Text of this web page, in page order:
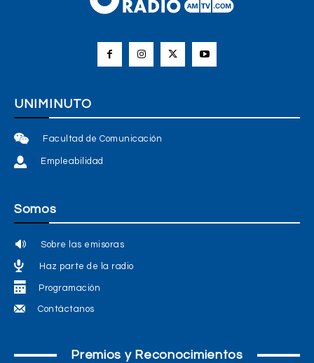
UNIMINUTO
Facultad de Comunicación
Empleabilidad
Somos
Sobre las emisoras
Haz parte de la radio
Programación
Contáctanos
Premios y Reconocimientos